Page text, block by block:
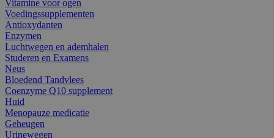
Vitamine voor ogen
Voedingssupplementen
Antioxydanten
Enzymen
Luchtwegen en ademhalen
Studeren en Examens
Neus
Bloedend Tandvlees
Coenzyme Q10 supplement
Huid
Menopauze medicatie
Geheugen
Urinewegen